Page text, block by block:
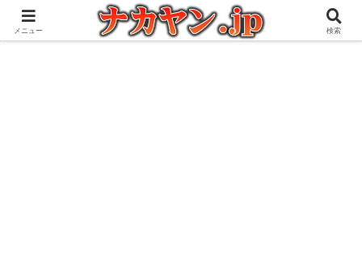
アウトドアとガジェット好きな管理人の愉快な日々を綴るブログ
メニュー 検索